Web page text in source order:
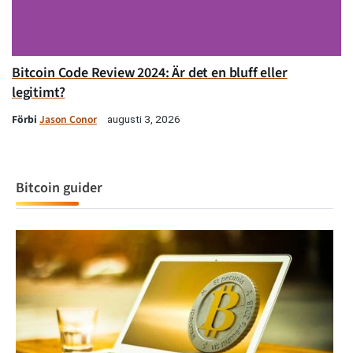
Bitcoin Code Review 2024: Är det en bluff eller
legitimt?
Förbi Jason Conor augusti 3, 2026
Bitcoin guider